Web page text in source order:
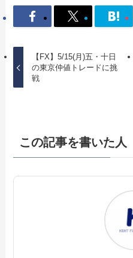
【FX】5/15(月)五・十日
の東京仲値トレードに挑
戦
この記事を書いた人